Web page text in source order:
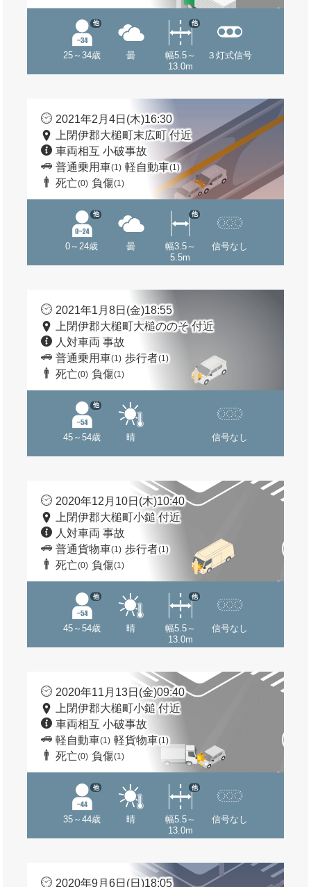
25～34歳
他
曇
幅5.5～
13.0m
他
３灯式信号
2021年2月4日(木)16:30
上閉伊郡大槌町末広町 付近
車両相互 小破事故
普通乗用車(1) 軽自動車(1)
死亡(0) 負傷(1)
0～24歳
他
曇
幅3.5～
5.5m
他
信号なし
2021年1月8日(金)18:55
上閉伊郡大槌町大槌ののそ 付近
人対車両 事故
普通乗用車(1) 歩行者(1)
死亡(0) 負傷(1)
45～54歳
他
晴 信号なし
2020年12月10日(木)10:40
上閉伊郡大槌町小鎚 付近
人対車両 事故
普通貨物車(1) 歩行者(1)
死亡(0) 負傷(1)
45～54歳
他
晴
幅5.5～
13.0m
他
信号なし
2020年11月13日(金)09:40
上閉伊郡大槌町小鎚 付近
車両相互 小破事故
軽自動車(1) 軽貨物車(1)
死亡(0) 負傷(1)
35～44歳
他
晴
幅5.5～
13.0m
他
信号なし
2020年9月6日(日)18:05